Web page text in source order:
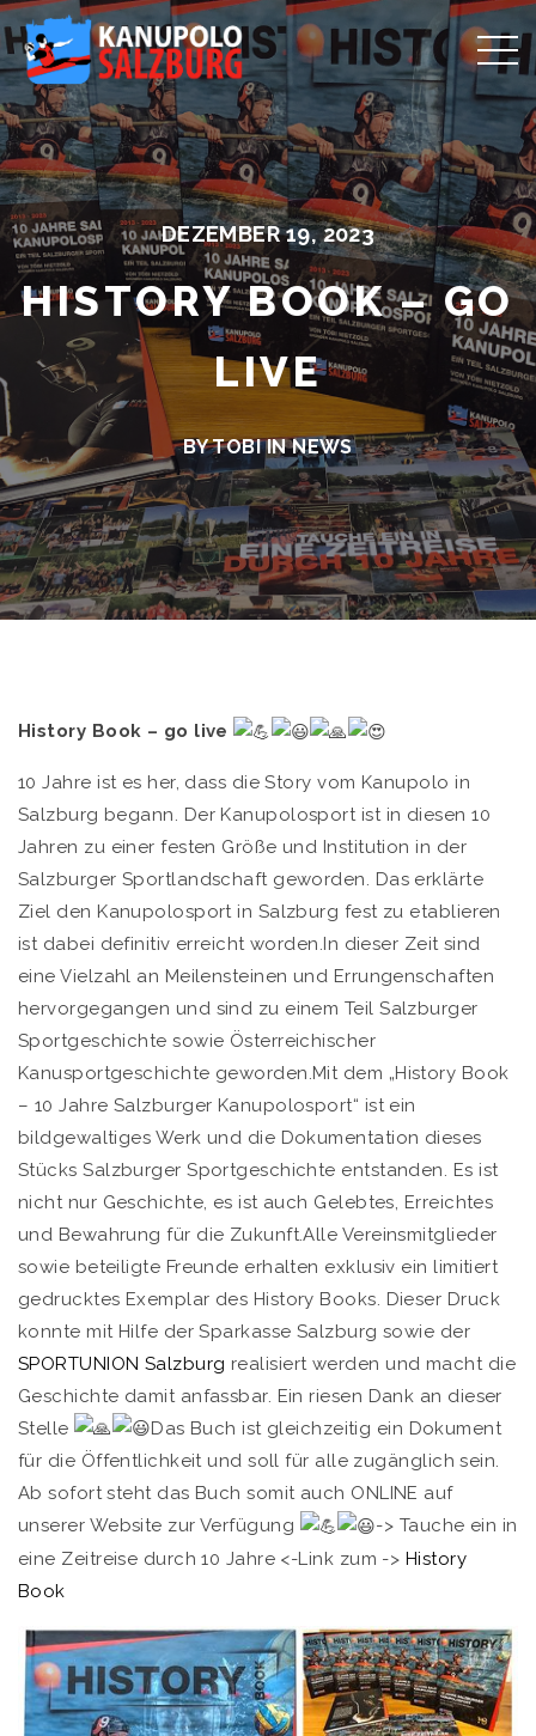
DEZEMBER 19, 2023
HISTORY BOOK – GO
LIVE
BY TOBI INNEWS
History Book – go live
10 Jahre ist es her, dass die Story vom Kanupolo in
Salzburg begann. Der Kanupolosport ist in diesen 10
Jahren zu einer festen Größe und Institution in der
Salzburger Sportlandschaft geworden. Das erklärte
Ziel den Kanupolosport in Salzburg fest zu etablieren
ist dabei definitiv erreicht worden.In dieser Zeit sind
eine Vielzahl an Meilensteinen und Errungenschaften
hervorgegangen und sind zu einem Teil Salzburger
Sportgeschichte sowie Österreichischer
Kanusportgeschichte geworden.Mit dem „History Book
– 10 Jahre Salzburger Kanupolosport“ ist ein
bildgewaltiges Werk und die Dokumentation dieses
Stücks Salzburger Sportgeschichte entstanden. Es ist
nicht nur Geschichte, es ist auch Gelebtes, Erreichtes
und Bewahrung für die Zukunft.Alle Vereinsmitglieder
sowie beteiligte Freunde erhalten exklusiv ein limitiert
gedrucktes Exemplar des History Books. Dieser Druck
konnte mit Hilfe der Sparkasse Salzburg sowie der
SPORTUNION Salzburg realisiert werden und macht die
Geschichte damit anfassbar. Ein riesen Dank an dieser
Stelle
Das Buch ist gleichzeitig ein Dokument
für die Öffentlichkeit und soll für alle zugänglich sein.
Ab sofort steht das Buch somit auch ONLINE auf
unserer Website zur Verfügung
-> Tauche ein in
eine Zeitreise durch 10 Jahre <-Link zum -> History
Book